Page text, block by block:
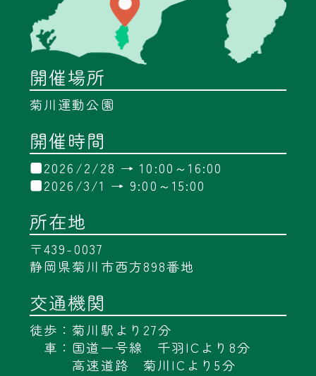
開催場所
菊川運動公園
開催時間
■2026/2/28 → 10:00～16:00
■2026/3/1 → 9:00～15:00
所在地
〒439-0037
静岡県菊川市西方898番地
交通機関
徒歩：菊川駅より27分
車：国道一号線 千羽ICより8分
高速道路 菊川ICより5分